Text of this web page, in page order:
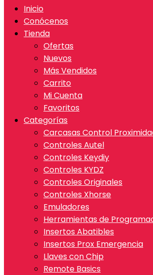
Inicio
Conócenos
Tienda
Ofertas
Nuevos
Más Vendidos
Carrito
Mi Cuenta
Favoritos
Categorías
Carcasas Control
Controles Autel
Controles Keydiy
Controles KYDZ
Controles Originales
Controles Xhorse
Emuladores
Herramientas de
Insertos Abatibles
Insertos Prox Emergencia
Llaves con Chip
Remote Basics